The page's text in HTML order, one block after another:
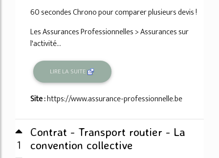
60 secondes Chrono pour comparer plusieurs devis !
Les Assurances Professionnelles > Assurances sur
l'activité...
LIRE LA SUITE
Site :https://www.assurance-professionnelle.be
1
Contrat - Transport routier - La
convention collective